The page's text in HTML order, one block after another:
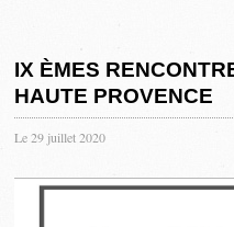
IX ÈMES
HAUTE PROVENCE
Le 29 juillet 2020